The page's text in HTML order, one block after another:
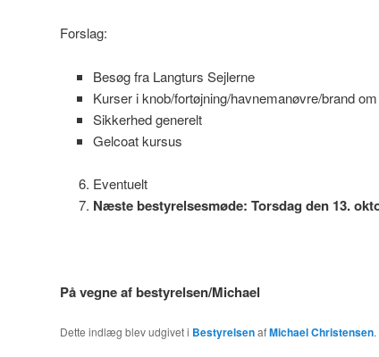
Forslag:
Besøg fra Langturs Sejlerne
Kurser i knob/fortøjning/havnemanøvre/brand
Sikkerhed generelt
Gelcoat kursus
Eventuelt
Næste bestyrelsesmøde: Torsdag den 13.
På vegne af bestyrelsen/Michael
Dette indlæg blev udgivet i BestyrelsenafMichael Christensen.